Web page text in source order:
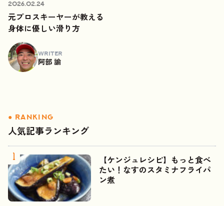
2026.02.24
元プロスキーヤーが教える
身体に優しい滑り方
WRITER
阿部 諭
人気記事ランキング
【ケンジュレシピ】もっと食べ
たい！なすのスタミナフライパ
ン煮